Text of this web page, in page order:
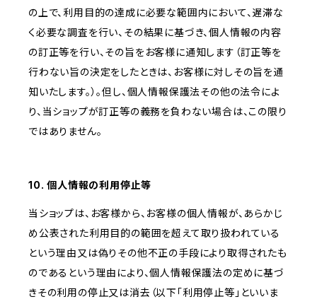
の上で、利用目的の達成に必要な範囲内において、遅滞な
く必要な調査を行い、その結果に基づき、個人情報の内容
の訂正等を行い、その旨をお客様に通知します（訂正等を
行わない旨の決定をしたときは、お客様に対しその旨を通
知いたします。）。但し、個人情報保護法その他の法令によ
り、当ショップが訂正等の義務を負わない場合は、この限り
ではありません。
10. 個人情報の利用停止等
当ショップは、お客様から、お客様の個人情報が、あらかじ
め公表された利用目的の範囲を超えて取り扱われている
という理由又は偽りその他不正の手段により取得されたも
のであるという理由により、個人情報保護法の定めに基づ
きその利用の停止又は消去（以下「利用停止等」といいま